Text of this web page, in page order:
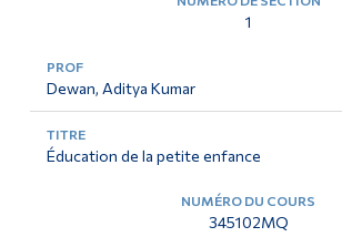
1
Dewan, Aditya Kumar
Éducation de la petite enfance
345102MQ